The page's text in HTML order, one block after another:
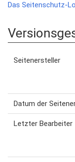
Das Seitenschutz-
Seitenersteller
Datum der
Letzter Bearbeiter